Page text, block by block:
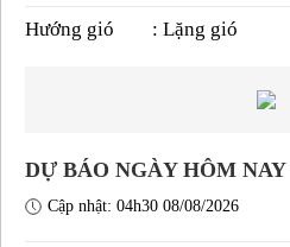
Hướng gió
: Lặng gió
DỰ BÁO NGÀY HÔM NAY
Cập nhật: 04h30 08/08/2026